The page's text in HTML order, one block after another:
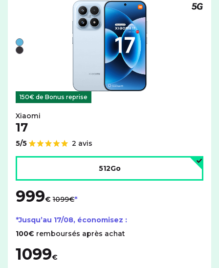
Liste de couleurs disponibles pour le XIAOMI 17 avec
Bleu
Noir
150€ de Bonus reprise
Xiaomi
17
Note de
5/5
2 avis
512Go
999€ 1099€
*Jusqu’au 17/08, économisez :
100€ remboursés après achat
1099€